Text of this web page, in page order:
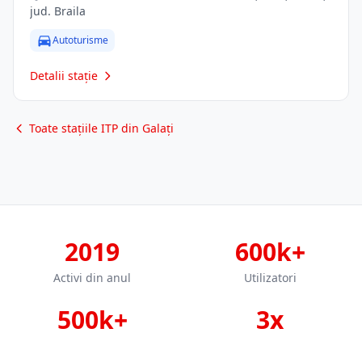
jud. Braila
Autoturisme
Detalii stație
Toate stațiile ITP din Galați
2019
Activi din anul
600k+
Utilizatori
500k+ 3x